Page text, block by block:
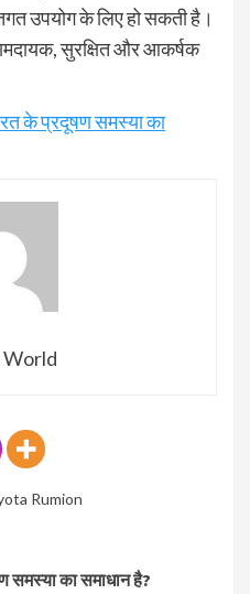
उपयोग के लिए हो सकती है।
सुरक्षित और आकर्षक
के प्रदूषण समस्या का
World
Rumion
समस्या का समाधान है?